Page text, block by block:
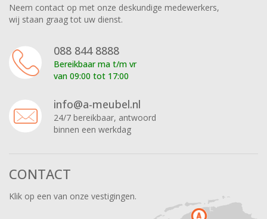
Neem contact op met onze deskundige medewerkers,
wij staan graag tot uw dienst.
088 844 8888
Bereikbaar ma t/m vr
van 09:00 tot 17:00
info@a-meubel.nl
24/7 bereikbaar, antwoord
binnen een werkdag
CONTACT
Klik op een van onze vestigingen.